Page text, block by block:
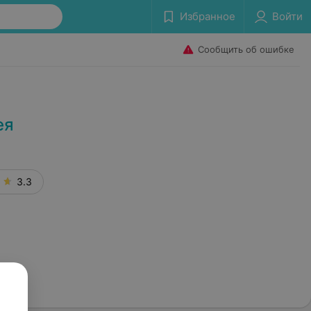
Избранное Войти
Сообщить об ошибке
3.3